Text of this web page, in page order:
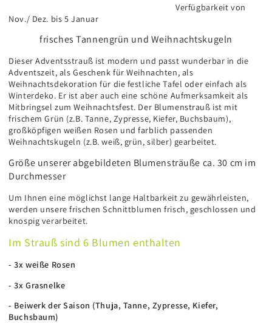
Verfügbarkeit von
Nov./ Dez. bis 5 Januar
frisches Tannengrün und Weihnachtskugeln
Dieser Adventsstrauß ist modern und passt wunderbar in die
Adventszeit, als Geschenk für Weihnachten, als
Weihnachtsdekoration für die festliche Tafel oder einfach als
Winterdeko. Er ist aber auch eine schöne Aufmerksamkeit als
Mitbringsel zum Weihnachtsfest. Der Blumenstrauß ist mit
frischem Grün (z.B. Tanne, Zypresse, Kiefer, Buchsbaum),
großköpfigen weißen Rosen und farblich passenden
Weihnachtskugeln (z.B. weiß, grün, silber) gearbeitet.
Größe unserer abgebildeten Blumensträuße ca. 30 cm im
Durchmesser
Um Ihnen eine möglichst lange Haltbarkeit zu gewährleisten,
werden unsere frischen Schnittblumen frisch, geschlossen und
knospig verarbeitet.
Im Strauß sind 6 Blumen enthalten
- 3x weiße Rosen
- 3x Grasnelke
- Beiwerk der Saison (Thuja, Tanne, Zypresse, Kiefer,
Buchsbaum)